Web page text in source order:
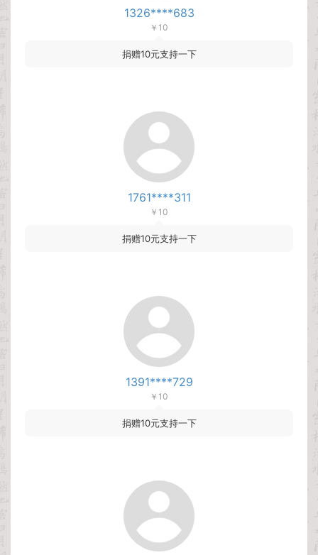
1326****683
￥10
捐赠10元支持一下
1761****311
￥10
捐赠10元支持一下
1391****729
￥10
捐赠10元支持一下